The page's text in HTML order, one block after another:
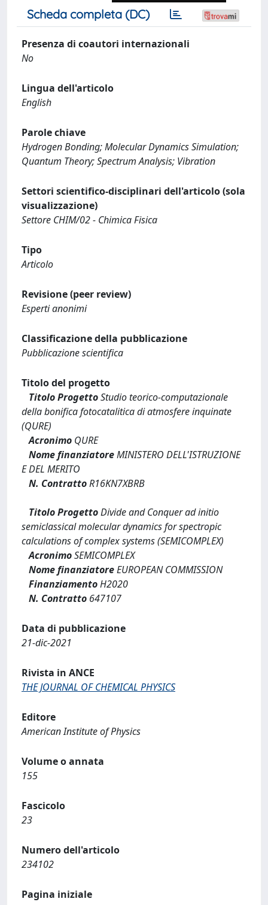
Scheda completa (DC)
Presenza di coautori internazionali
No
Lingua dell'articolo
English
Parole chiave
Hydrogen Bonding; Molecular Dynamics Simulation;
Quantum Theory; Spectrum Analysis; Vibration
Settori scientifico-disciplinari dell'articolo (sola
visualizzazione)
Settore CHIM/02 - Chimica Fisica
Tipo
Articolo
Revisione (peer review)
Esperti anonimi
Classificazione della pubblicazione
Pubblicazione scientifica
Titolo del progetto
Titolo ProgettoStudio teorico-computazionale
della bonifica fotocatalitica di atmosfere inquinate
(QURE)
Acronimo QURE
Nome finanziatoreMINISTERO DELL'ISTRUZIONE
E DEL MERITO
N. ContrattoR16KN7XBRB
Titolo ProgettoDivide and Conquer ad initio
semiclassical molecular dynamics for spectropic
calculations of complex systems (SEMICOMPLEX)
AcronimoSEMICOMPLEX
Nome finanziatoreEUROPEAN COMMISSION
FinanziamentoH2020
N. Contratto 647107
Data di pubblicazione
21-dic-2021
Rivista in ANCE
THE JOURNAL OF CHEMICAL PHYSICS
Editore
American Institute of Physics
Volume o annata
155
Fascicolo
23
Numero dell'articolo
234102
Pagina iniziale